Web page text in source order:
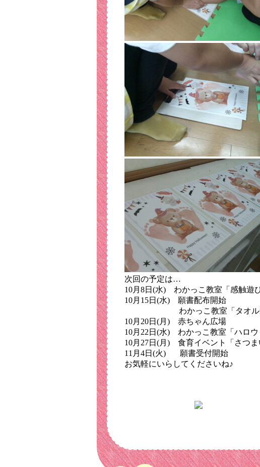
次回の予定は…
10月8日(水) わかっこ教室「感触遊び
10月15日(水) 願書配布開始
わかっこ教室「タオル運
10月20日(月) 赤ちゃん広場
10月22日(水) わかっこ教室「ハロウ
10月27日(月) 食育イベント「さつま
11月4日(火) 願書受付開始
お気軽にいらしてくださいね♪